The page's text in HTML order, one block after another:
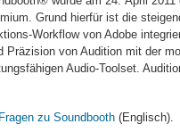
Grund hierfür ist die
Workflow von Adobe
von Audition mit der
Audio-Toolset.
zu Soundbooth (Englisch).